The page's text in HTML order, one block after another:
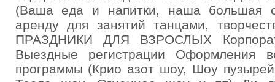
(Ваша еда и напитки, наша большая
аренду для занятий танцами,
ПРАЗДНИКИ ДЛЯ ВЗРОСЛЫХ
Выездные регистрации Оформления
программы (Крио азот шоу, Шоу